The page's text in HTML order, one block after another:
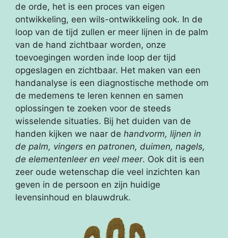
de orde, het is een proces van eigen
ontwikkeling, een wils-ontwikkeling ook. In de
loop van de tijd zullen er meer lijnen in de palm
van de hand zichtbaar worden, onze
toevoegingen worden inde loop der tijd
opgeslagen en zichtbaar. Het maken van een
handanalyse is een diagnostische methode om
de medemens te leren kennen en samen
oplossingen te zoeken voor de steeds
wisselende situaties. Bij het duiden van de
handen kijken we naar de handvorm, lijnen in
de palm, vingers en patronen, duimen, nagels,
de elementenleer en veel meer. Ook dit is een
zeer oude wetenschap die veel inzichten kan
geven in de persoon en zijn huidige
levensinhoud en blauwdruk.